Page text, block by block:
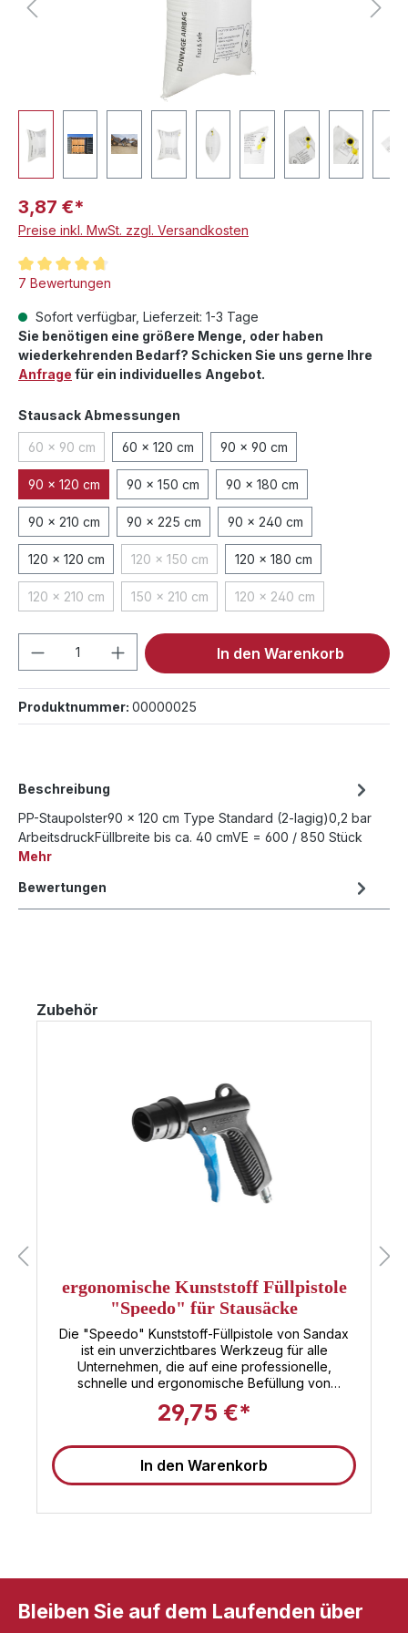
3,87 €*
Preise inkl. MwSt. zzgl. Versandkosten
Durchschnittliche Bewertung von 4.8 von 5 Sternen
7 Bewertungen
Sofort verfügbar, Lieferzeit: 1-3 Tage
Sie benötigen eine größere Menge, oder haben
wiederkehrenden Bedarf? Schicken Sie uns gerne Ihre
Anfrage für ein individuelles Angebot.
Stausack Abmessungen
60 x 90 cm(Diese Option ist zurzeit nicht verfügbar.)
60 x 120 cm 90 x 90 cm
90 x 120 cm 90 x 150 cm 90 x 180 cm
90 x 210 cm 90 x 225 cm 90 x 240 cm
120 x 120 cm 120 x 150 cm(Diese Option ist zurzeit nicht verfügbar.)
120 x 180 cm
120 x 210 cm(Diese Option ist zurzeit nicht verfügbar.)
150 x 210 cm(Diese Option ist zurzeit nicht verfügbar.)
120 x 240 cm(Diese Option ist zurzeit
Produkt Anzahl: Gib denIn den Warenkorb
Produktnummer: 00000025
Beschreibung
PP-Staupolster90 x 120 cm Type Standard (2-lagig)0,2 bar
ArbeitsdruckFüllbreite bis ca. 40 cmVE = 600 / 850 Stück
Mehr
Bewertungen
Produktgalerie überspringen
Zubehör
ergonomische Kunststoff Füllpistole
"Speedo" für Stausäcke
Die "Speedo" Kunststoff-Füllpistole von Sandax
ist ein unverzichtbares Werkzeug für alle
Unternehmen, die auf eine professionelle,
schnelle und ergonomische Befüllung von
Dank ihres robusten, hochwertigen
Schnellbefüllungsadapters und des ergonomisch
geformten Griffs ist diese Pistole ideal geeignet
für den täglichen Dauereinsatz in Logistik,
wurde mit Blick auf hohe Effizienz und
schützt.Technische Details und
Kunststoff für industrielle Beanspruchung Griffform:
29,75 €*
In den Warenkorb
Bleiben Sie auf dem Laufenden über